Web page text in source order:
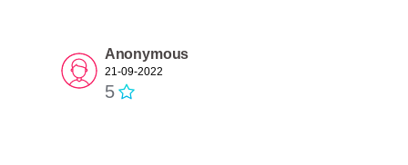
Anonymous
21-09-2022
5